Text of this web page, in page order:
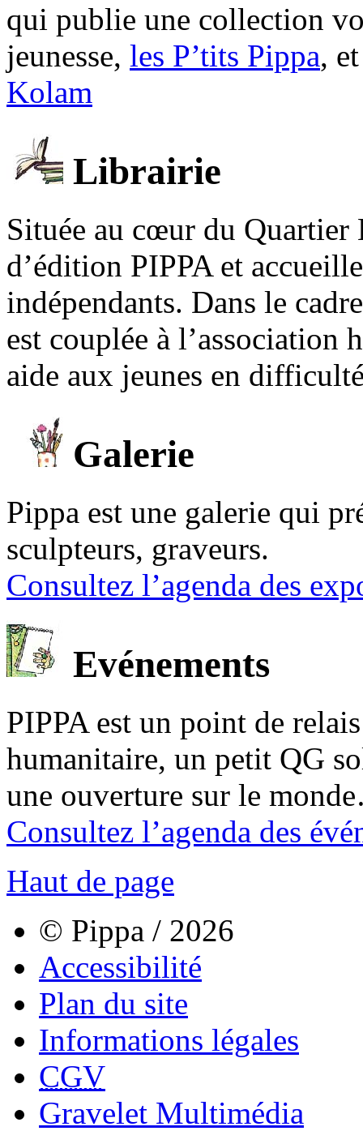
qui publie une collection
jeunesse, les P’tits Pippa,
Kolam
Librairie
Située au cœur du Quartier
d’édition PIPPA et
indépendants. Dans le
est couplée à l’association
aide aux jeunes en
Galerie
Pippa est une galerie qui
sculpteurs, graveurs.
Consultez l’agenda des
Evénements
PIPPA est un point de
humanitaire, un petit QG
une ouverture sur le
Consultez l’agenda des
Haut de page
© Pippa / 2026
Accessibilité
Plan du site
Informations légales
CGV
Gravelet Multimédia